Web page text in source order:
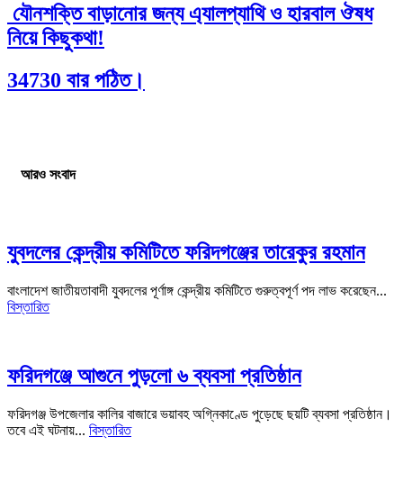
যৌনশক্তি বাড়ানোর জন্য এ্যালপ্যাথি ও হারবাল ঔষধ
নিয়ে কিছুকথা!
34730 বার পঠিত।
আরও সংবাদ
যুবদলের কেন্দ্রীয় কমিটিতে ফরিদগঞ্জের তারেকুর রহমান
বাংলাদেশ জাতীয়তাবাদী যুবদলের পূর্ণাঙ্গ কেন্দ্রীয় কমিটিতে গুরুত্বপূর্ণ পদ লাভ করেছেন...
বিস্তারিত
ফরিদগঞ্জে আগুনে পুড়লো ৬ ব্যবসা প্রতিষ্ঠান
ফরিদগঞ্জ উপজেলার কালির বাজারে ভয়াবহ অগ্নিকাণ্ডে পুড়েছে ছয়টি ব্যবসা প্রতিষ্ঠান।
তবে এই ঘটনায়... বিস্তারিত